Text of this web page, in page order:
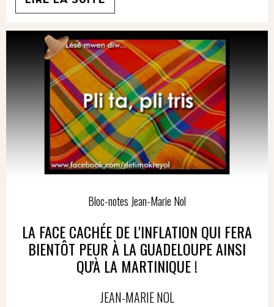
Bloc-notes Jean-Marie Nol
LA FACE CACHÉE DE L'INFLATION QUI FERA
BIENTÔT PEUR À LA GUADELOUPE AINSI
QU'À LA MARTINIQUE !
JEAN-MARIE NOL